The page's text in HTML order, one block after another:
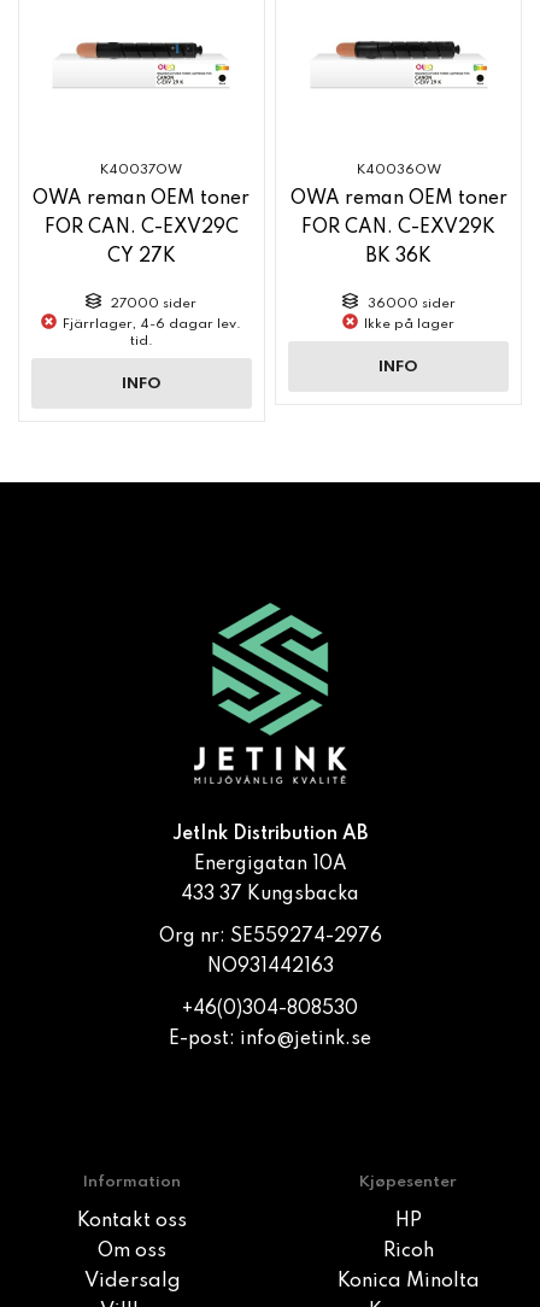
K40037OW
OWA reman OEM toner
FOR CAN. C-EXV29C
CY 27K
27000 sider
Fjärrlager, 4-6 dagar lev.
tid.
INFO
K40036OW
OWA reman OEM toner
FOR CAN. C-EXV29K
BK 36K
36000 sider
Ikke på lager
INFO
JetInk Distribution AB
Energigatan 10A
433 37 Kungsbacka
Org nr: SE559274-2976
NO931442163
+46(0)304-808530
E-post: info@jetink.se
Information
Kontakt oss
Om oss
Vidersalg
Kjøpesenter
HP
Ricoh
Konica Minolta